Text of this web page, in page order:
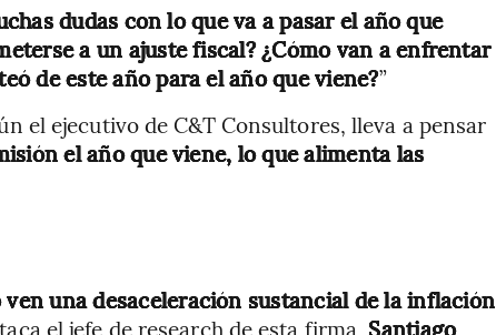
dudas con lo que va a pasar el año que
a un ajuste fiscal? ¿Cómo van a enfrentar
de este año para el año que viene?”
el ejecutivo de C&T Consultores, lleva a pensar
el año que viene, lo que alimenta las
una desaceleración sustancial de la inflación
el jefe de research de esta firma, Santiago